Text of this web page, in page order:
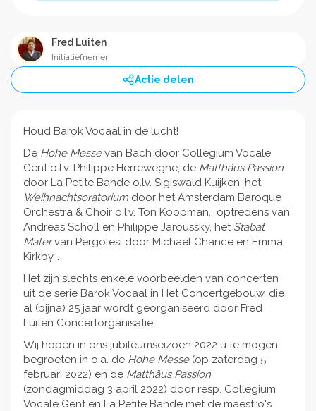
Fred Luiten
Initiatiefnemer
Actie delen
Houd Barok Vocaal in de lucht!
De Hohe Messevan Bach door Collegium Vocale
Gent o.l.v. Philippe Herreweghe, de Matthäus Passion
door La Petite Bande o.lv. Sigiswald Kuijken, het
Weihnachtsoratorium door het Amsterdam Baroque
Orchestra & Choir o.l.v. Ton Koopman, optredens van
Andreas Scholl en Philippe Jaroussky, het Stabat
Matervan Pergolesi door Michael Chance en Emma
Kirkby...
Het zijn slechts enkele voorbeelden van concerten
uit de serie Barok Vocaal in Het Concertgebouw, die
al (bijna) 25 jaar wordt georganiseerd door Fred
Luiten Concertorganisatie.
Wij hopen in ons jubileumseizoen 2022 u te mogen
begroeten in o.a. de Hohe Messe(op zaterdag 5
februari 2022) en de Matthäus Passion
(zondagmiddag 3 april 2022) door resp. Collegium
Vocale Gent en La Petite Bande met de maestro's